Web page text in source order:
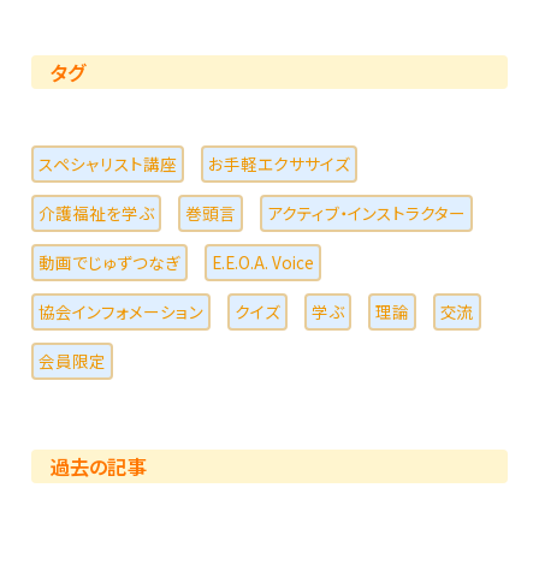
タグ
スペシャリスト講座 お手軽エクササイズ
介護福祉を学ぶ 巻頭言 アクティブ・インストラクター
動画でじゅずつなぎ E.E.O.A. Voice
協会インフォメーション クイズ 学ぶ 理論 交流
会員限定
過去の記事